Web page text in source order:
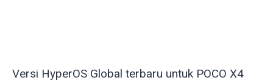
Versi HyperOS Global terbaru untuk POCO X4